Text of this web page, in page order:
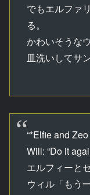
でもエルファ
る。
かわいそうな
皿洗いしてサ
“*Elfie and
Will: “Do it
エルフィーと
ウィル「もう